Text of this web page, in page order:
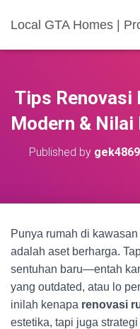
Local GTA Homes |
Tips Renovasi
Modern &
Published by
Punya rumah di kawasan
adalah aset berharga.
sentuhan baru—entah
yang outdated, atau lo
inilah kenapa renovasi
estetika, tapi juga